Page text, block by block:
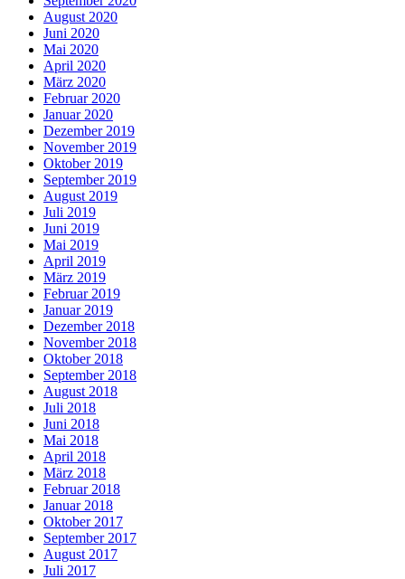
August 2020
Juni 2020
Mai 2020
April 2020
März 2020
Februar 2020
Januar 2020
Dezember 2019
November 2019
Oktober 2019
September 2019
August 2019
Juli 2019
Juni 2019
Mai 2019
April 2019
März 2019
Februar 2019
Januar 2019
Dezember 2018
November 2018
Oktober 2018
September 2018
August 2018
Juli 2018
Juni 2018
Mai 2018
April 2018
März 2018
Februar 2018
Januar 2018
Oktober 2017
September 2017
August 2017
Juli 2017